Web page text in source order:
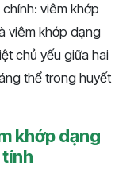
viêm khớp
viêm khớp dạng
chủ yếu giữa hai
thể trong huyết
khớp dạng